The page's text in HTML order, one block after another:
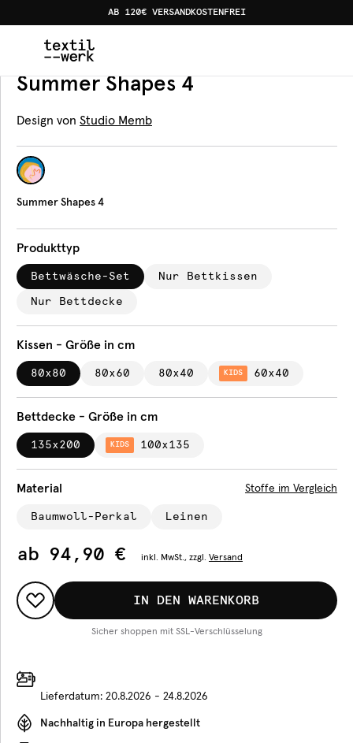
AB 120€ VERSANDKOSTENFREI
Produkte Bettwäsche Summer Shapes 4
Bettwäsche
Summer Shapes 4
Design von Studio Memb
Summer Shapes 4
Produkttyp
Bettwäsche-Set Nur Bettkissen
Nur Bettdecke
Kissen - Größe in cm
80x80 80x60 80x40 KIDS 60x40
Bettdecke - Größe in cm
135x200 KIDS 100x135
Material Stoffe im Vergleich
Baumwoll-Perkal Leinen
ab 94,90 € inkl. MwSt., zzgl. Versand
IN DEN WARENKORB
Sicher shoppen mit SSL-Verschlüsselung
Lieferdatum: 20.8.2026 - 24.8.2026
Nachhaltig in Europa hergestellt